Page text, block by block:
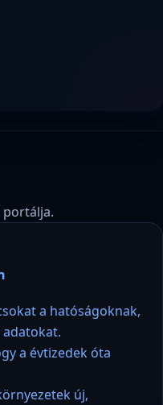
a hatóságoknak,
adatokat.
a évtizedek óta
új,